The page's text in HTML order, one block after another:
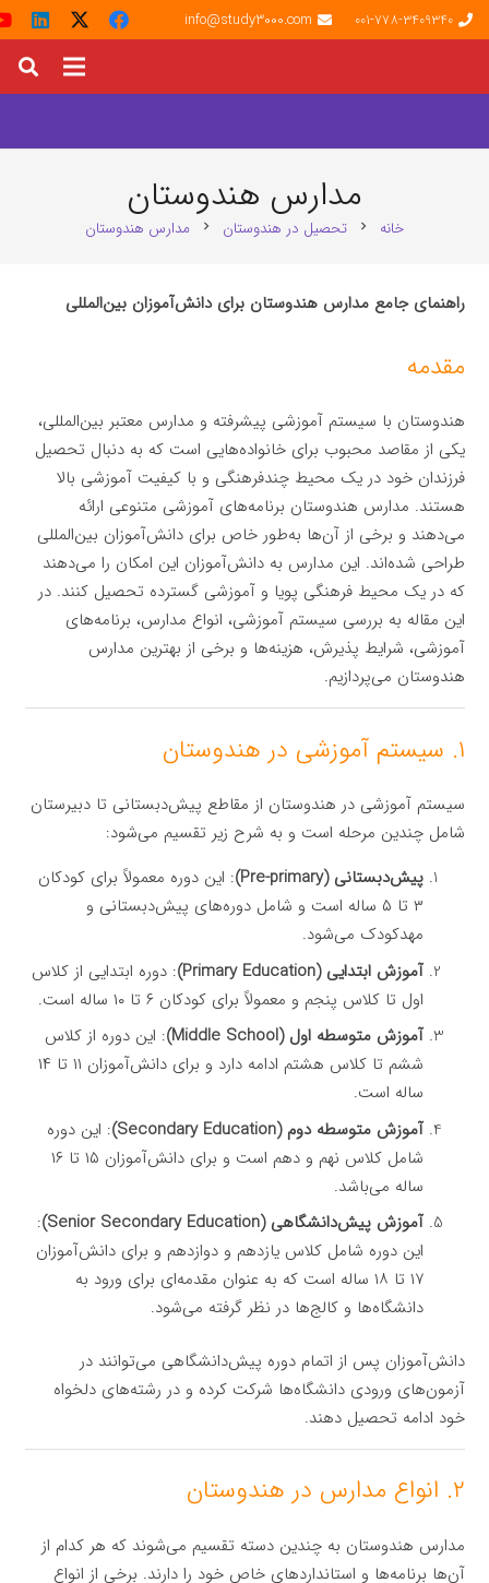
001-778-3409340
info@study3000.com
مدارس هندوستان
خانه chevron_right تحصیل در هندوستان chevron_right مدارس هندوستان
راهنمای جامع مدارس هندوستان برای دانش‌آموزان بین‌المللی
مقدمه
هندوستان با سیستم آموزشی پیشرفته و مدارس معتبر بین‌المللی،
یکی از مقاصد محبوب برای خانواده‌هایی است که به دنبال تحصیل
فرزندان خود در یک محیط چندفرهنگی و با کیفیت آموزشی بالا
هستند. مدارس هندوستان برنامه‌های آموزشی متنوعی ارائه
می‌دهند و برخی از آن‌ها به‌طور خاص برای دانش‌آموزان بین‌المللی
طراحی شده‌اند. این مدارس به دانش‌آموزان این امکان را می‌دهند
که در یک محیط فرهنگی پویا و آموزشی گسترده تحصیل کنند. در
این مقاله به بررسی سیستم آموزشی، انواع مدارس، برنامه‌های
آموزشی، شرایط پذیرش، هزینه‌ها و برخی از بهترین مدارس
هندوستان می‌پردازیم.
۱. سیستم آموزشی در هندوستان
سیستم آموزشی در هندوستان از مقاطع پیش‌دبستانی تا دبیرستان
شامل چندین مرحله است و به شرح زیر تقسیم می‌شود:
پیش‌دبستانی (Pre-primary)
: این دوره معمولاً برای کودکان
۳ تا ۵ ساله است و شامل دوره‌های پیش‌دبستانی و
مهدکودک می‌شود.
آموزش ابتدایی (Primary Education)
: دوره ابتدایی از کلاس
اول تا کلاس پنجم و معمولاً برای کودکان ۶ تا ۱۰ ساله است.
آموزش متوسطه اول (Middle School)
: این دوره از کلاس
ششم تا کلاس هشتم ادامه دارد و برای دانش‌آموزان ۱۱ تا ۱۴
ساله است.
آموزش متوسطه دوم (Secondary Education)
: این دوره
شامل کلاس نهم و دهم است و برای دانش‌آموزان ۱۵ تا ۱۶
ساله می‌باشد.
آموزش پیش‌دانشگاهی (Senior Secondary Education)
:
این دوره شامل کلاس یازدهم و دوازدهم و برای دانش‌آموزان
۱۷ تا ۱۸ ساله است که به عنوان مقدمه‌ای برای ورود به
دانشگاه‌ها و کالج‌ها در نظر گرفته می‌شود.
دانش‌آموزان پس از اتمام دوره پیش‌دانشگاهی می‌توانند در
آزمون‌های ورودی دانشگاه‌ها شرکت کرده و در رشته‌های دلخواه
خود ادامه تحصیل دهند.
۲. انواع مدارس در هندوستان
مدارس هندوستان به چندین دسته تقسیم می‌شوند که هر کدام از
آن‌ها برنامه‌ها و استانداردهای خاص خود را دارند. برخی از انواع